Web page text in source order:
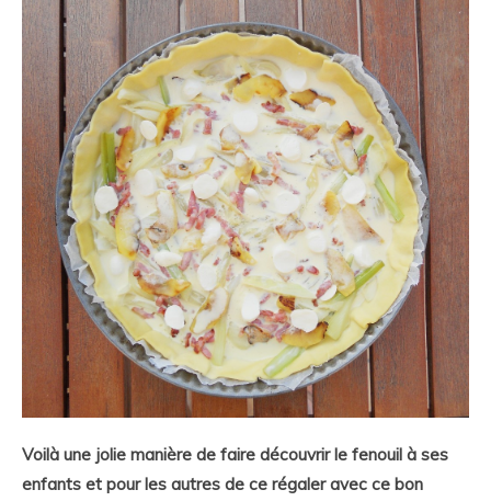
Voilà une jolie manière de faire découvrir le fenouil à ses
enfants et pour les autres de ce régaler avec ce bon